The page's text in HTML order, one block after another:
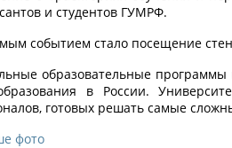
и студентов ГУМРФ.
событием стало посещение
образовательные
в России.
готовых решать самые
фото